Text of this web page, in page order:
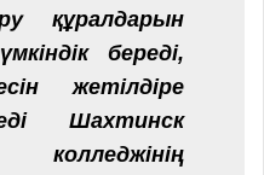
құралдарын
береді,
жетілдіре
Шахтинск
колледжінің